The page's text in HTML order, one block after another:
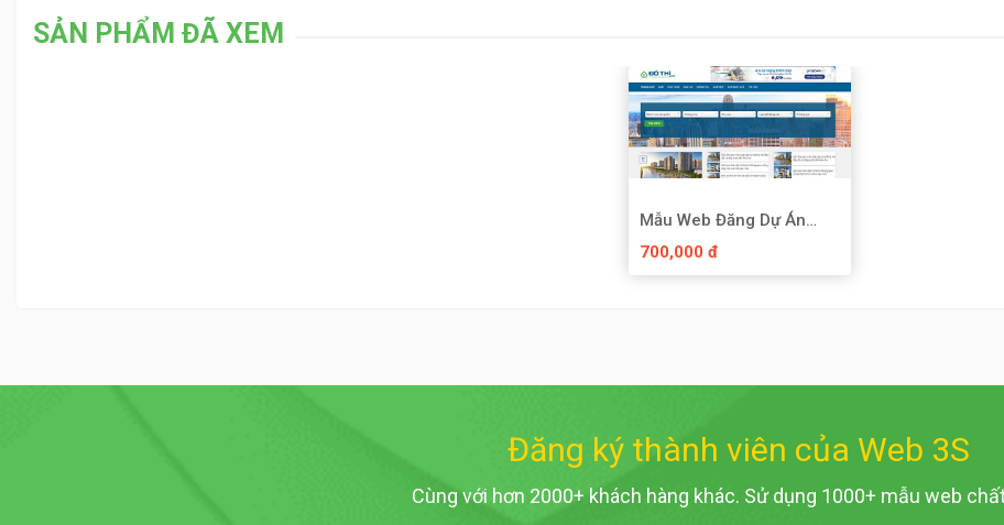
SẢN PHẨM ĐÃ XEM
Mẫu Web Đăng Dự Án
BĐS
700,000 đ
Đăng ký thành viên của Web 3S
Cùng với hơn 2000+ khách hàng khác. Sử dụng 1000+ mẫu web